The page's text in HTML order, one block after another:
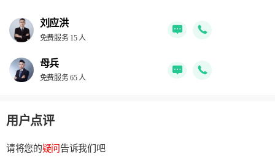
刘应洪
免费服务 15 人
母兵
免费服务 65 人
用户点评
请将您的疑问 告诉我们吧